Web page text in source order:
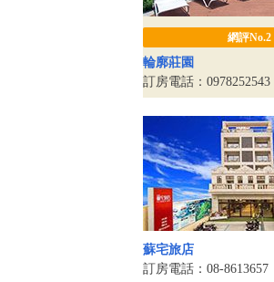
網評No.2
輪廓莊園
訂房電話：0978252543
蘇宅旅店
訂房電話：08-8613657